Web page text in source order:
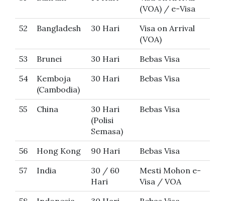
(VOA) / e-Visa
52
Bangladesh 30 Hari
Visa on Arrival
(VOA)
53
Brunei 30 Hari
Bebas Visa
54
Kemboja
(Cambodia)
30 Hari Bebas Visa
55 China
30 Hari
(Polisi
Semasa)
Bebas Visa
56 Hong Kong 90 Hari
Bebas Visa
57
India
30 / 60
Hari
Mesti Mohon e-
Visa / VOA